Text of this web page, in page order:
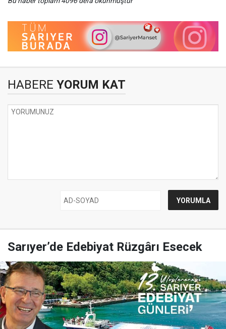
HABERE YORUM KAT
Sarıyer’de Edebiyat Rüzgârı Esecek